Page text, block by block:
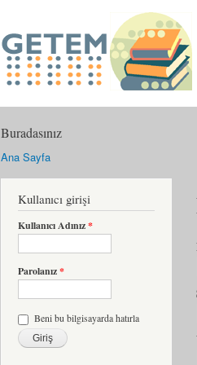
Buradasınız
Ana Sayfa
Kullanıcı girişi
Kullanıcı Adınız*
Parolanız*
Beni bu bilgisayarda hatırla